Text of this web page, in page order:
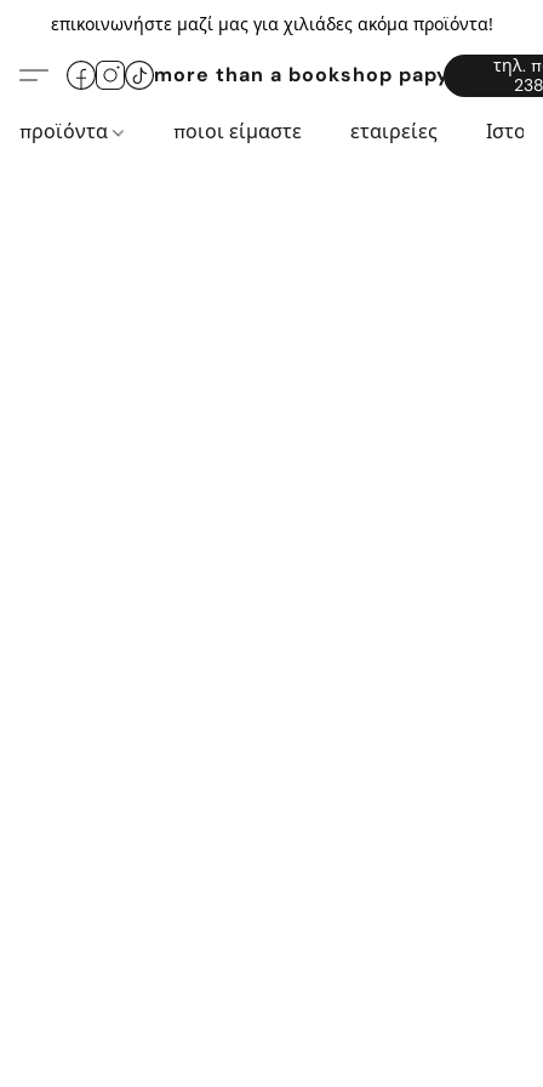
επικοινωνήστε μαζί μας για χιλιάδες ακόμα προϊόντα!
more than a bookshop
τηλ.
προϊόντα ποιοι είμαστε εταιρείες